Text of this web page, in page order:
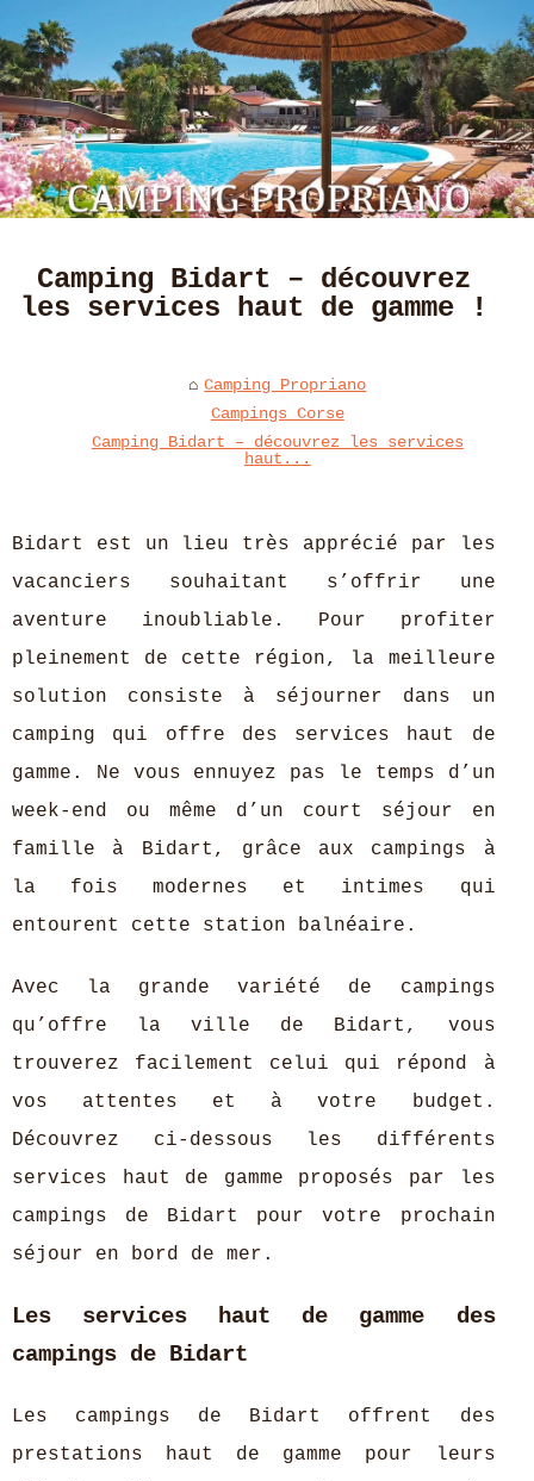
Camping Bidart – découvrez
les services haut de gamme !
Camping Propriano
Campings Corse
Camping Bidart – découvrez les services
haut...
Bidart est un lieu très apprécié par les
vacanciers souhaitant s’offrir une
aventure inoubliable. Pour profiter
pleinement de cette région, la meilleure
solution consiste à séjourner dans un
camping qui offre des services haut de
gamme. Ne vous ennuyez pas le temps d’un
week-end ou même d’un court séjour en
famille à Bidart, grâce aux campings à
la fois modernes et intimes qui
entourent cette station balnéaire.
Avec la grande variété de campings
qu’offre la ville de Bidart, vous
trouverez facilement celui qui répond à
vos attentes et à votre budget.
Découvrez ci-dessous les différents
services haut de gamme proposés par les
campings de Bidart pour votre prochain
séjour en bord de mer.
Les services haut de gamme des
campings de Bidart
Les campings de Bidart offrent des
prestations haut de gamme pour leurs